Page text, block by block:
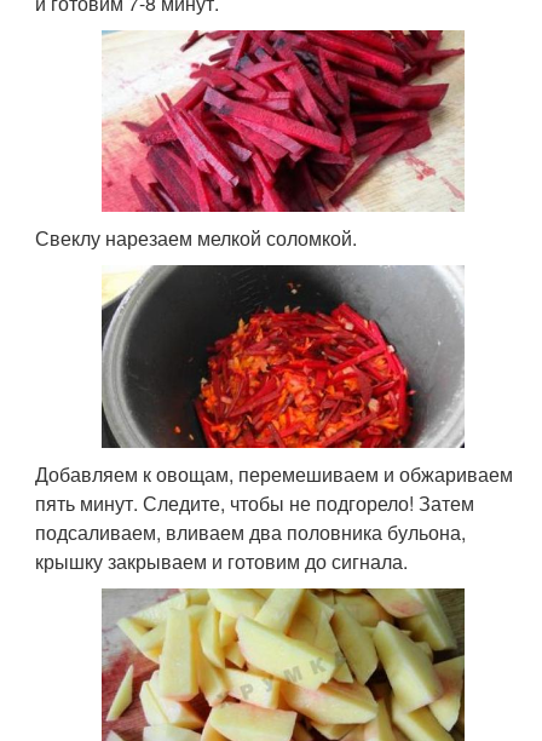
Свеклу нарезаем мелкой соломкой.
Добавляем к овощам, перемешиваем и обжариваем
пять минут. Следите, чтобы не подгорело! Затем
подсаливаем, вливаем два половника бульона,
крышку закрываем и готовим до сигнала.